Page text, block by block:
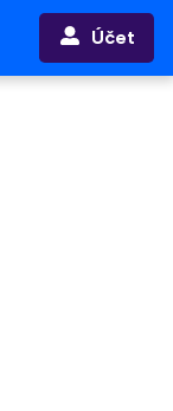
Účet